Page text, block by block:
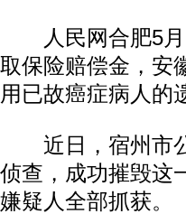
人民网合肥5月
取保险赔偿金，安
用已故癌症病人的
近日，宿州市公
侦查，成功摧毁这
嫌疑人全部抓获。